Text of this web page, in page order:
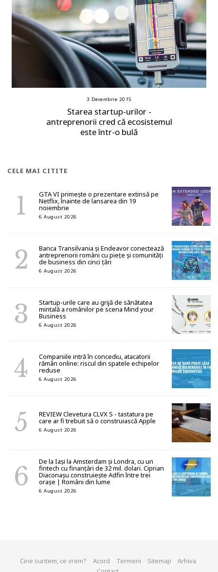
3 Decembrie 2015
Starea startup-urilor -
antreprenorii cred că ecosistemul
este într-o bulă
CELE MAI CITITE
GTA VI primește o prezentare extinsă pe
Netflix, înainte de lansarea din 19
noiembrie
6 August 2026
Banca Transilvania și Endeavor conectează
antreprenorii români cu piețe și comunități
de business din cinci țări
6 August 2026
Startup-urile care au grijă de sănătatea
mintală a românilor pe scena Mind your
Business
6 August 2026
Companiile intră în concediu, atacatorii
rămân online: riscul din spatele echipelor
reduse
6 August 2026
REVIEW Clevetura CLVX S - tastatura pe
care ar fi trebuit să o construiască Apple
6 August 2026
De la Iași la Amsterdam și Londra, cu un
fintech cu finanțări de 32 mil. dolari. Ciprian
Diaconașu construiește Adfin între trei
orașe | Români din lume
6 August 2026
Cine suntem, ce vrem? Acord Termeni Sitemap
Arhiva